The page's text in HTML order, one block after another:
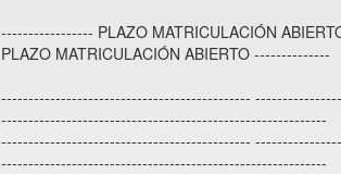
----------------- PLAZO MATRICULACIÓN
PLAZO MATRICULACIÓN ABIERTO --------------
----------------------------------------------
------------------------------------------------------------
----------------------------------------------
------------------------------------------------------------